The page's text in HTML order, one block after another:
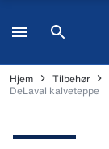
Hjem Tilbehør
DeLaval kalveteppe